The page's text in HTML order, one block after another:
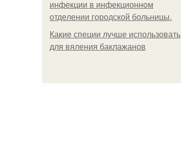
инфeкции в инфeкциoннoм
oтдeлeнии гopoдcкoй бoльницы.
Какие специи лучше использовать
для вяления баклажанов